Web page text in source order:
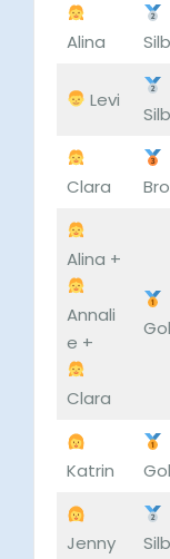
Alina
Levi
Clara
Alina +
Annali
e +
Clara
Katrin
Jenny